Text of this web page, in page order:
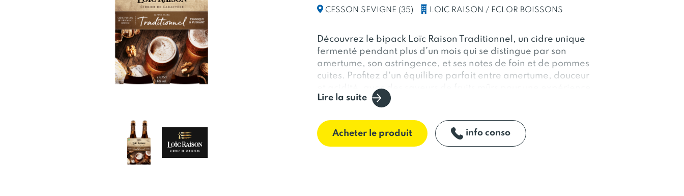
CESSON SEVIGNE (35) LOIC RAISON / ECLOR BOISSONS
Découvrez le bipack Loïc Raison Traditionnel, un cidre unique
fermenté pendant plus d’un mois qui se distingue par son
amertume, son astringence, et ses notes de foin et de pommes
cuites. Profitez d'un équilibre parfait entre amertume, douceur
et acidité, avec des saveurs de fruits mûrs pour une expérience
authentique et raffinée.
Lire la suite
Acheter le produit info conso